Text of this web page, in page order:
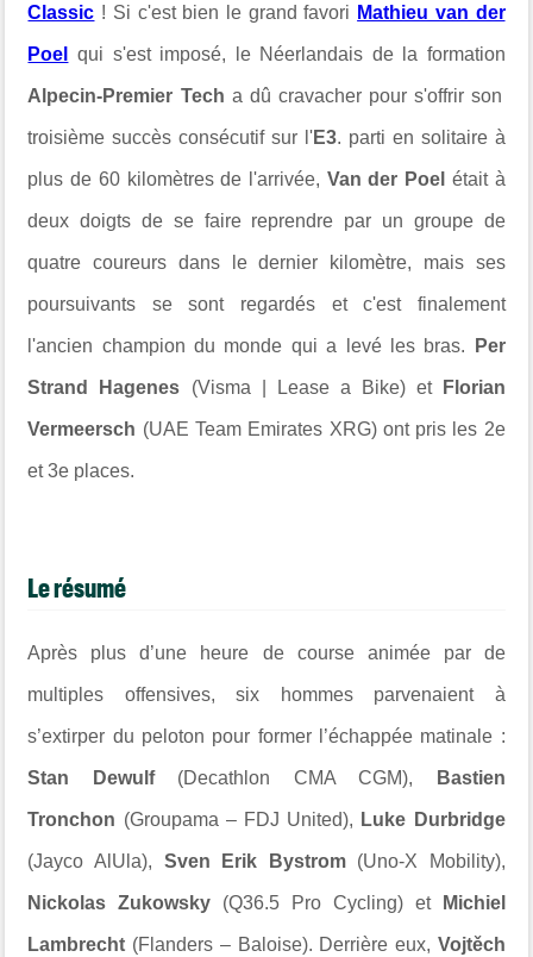
Classic ! Si c'est bien le grand favori Mathieu van der
Poel qui s'est imposé, le Néerlandais de la formation
Alpecin-Premier Tech a dû cravacher pour s'offrir son
troisième succès consécutif sur l'E3. parti en solitaire à
plus de 60 kilomètres de l'arrivée, Van der Poel était à
deux doigts de se faire reprendre par un groupe de
quatre coureurs dans le dernier kilomètre, mais ses
poursuivants se sont regardés et c'est finalement
l'ancien champion du monde qui a levé les bras. Per
Strand Hagenes (Visma | Lease a Bike) etFlorian
Vermeersch (UAE Team Emirates XRG) ont pris les 2e
et 3e places.
Le résumé
Après plus d’une heure de course animée par de
multiples offensives, six hommes parvenaient à
s’extirper du peloton pour former l’échappée matinale :
Stan Dewulf (Decathlon CMA CGM), Bastien
Tronchon (Groupama – FDJ United), Luke Durbridge
(Jayco AlUla), Sven Erik Bystrom(Uno-X Mobility),
Nickolas Zukowsky (Q36.5 Pro Cycling) et Michiel
Lambrecht (Flanders – Baloise). Derrière eux, Vojtěch